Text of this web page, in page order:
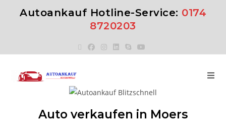
Autoankauf Hotline-Service: 0174
8720203
Auto verkaufen in Moers